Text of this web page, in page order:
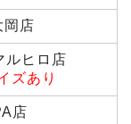
岡店
ルヒロ店
ズあり
店